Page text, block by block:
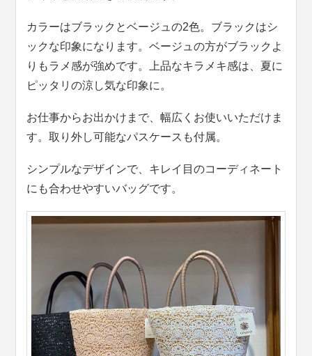
カラーはブラックとベージュの2色。ブラックはシ
ックな印象になります。ベージュの方がブラックよ
りもラメ感が強めです。上品なキラメキ感は、夏に
ピッタリの涼し気な印象に。
お仕事からお出かけまで、幅広くお使いいただけま
す。取り外し可能なパスケースも付属。
シンプルなデザインで、キレイ目のコーディネート
にも合わせやすいバッグです。